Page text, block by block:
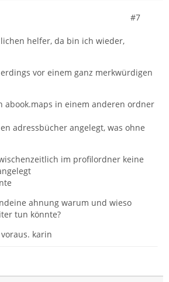
#7
helfer, da bin ich wieder,
vor einem ganz merkwürdigen
abook.maps in einem anderen ordner
adressbücher angelegt, was ohne
im profilordner keine
ahnung warum und wieso
tun könnte?
karin